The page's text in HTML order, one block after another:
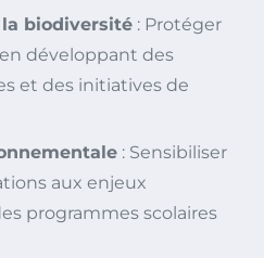
biodiversité : Protéger
développant des
et des initiatives de
: Sensibiliser
aux enjeux
programmes scolaires